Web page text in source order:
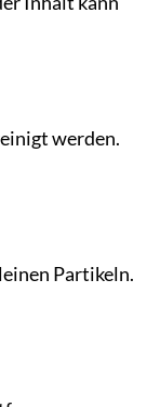
werden.
Partikeln.